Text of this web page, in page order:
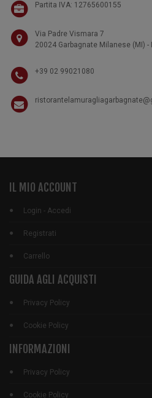
Partita IVA: 12765600155
Via Padre Vismara 7
20024 Garbagnate Milanese (MI) -
+39 02 99021080
IL MIO ACCOUNT
Login - Accedi
Registrati
Carrello
GUIDA AGLI ACQUISTI
Privacy Policy
Cookie Policy
INFORMAZIONI
Privacy Policy
Cookie Policy